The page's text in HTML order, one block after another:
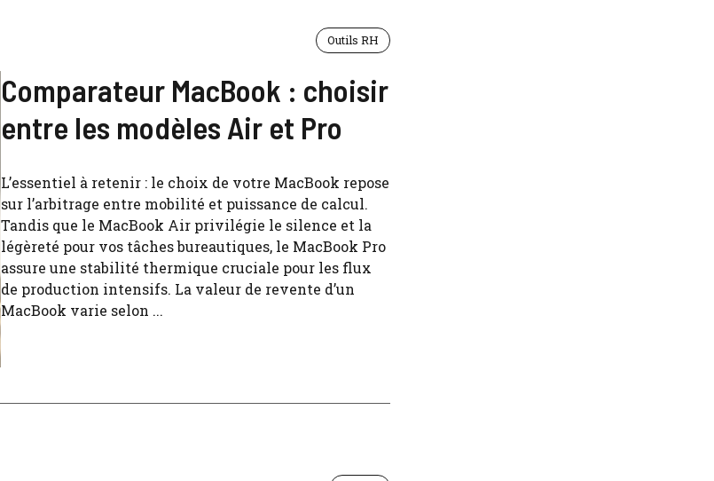
Outils RH
Comparateur MacBook : choisir
entre les modèles Air et Pro
L’essentiel à retenir : le choix de votre MacBook repose
sur l’arbitrage entre mobilité et puissance de calcul.
Tandis que le MacBook Air privilégie le silence et la
légèreté pour vos tâches bureautiques, le MacBook Pro
assure une stabilité thermique cruciale pour les flux
de production intensifs. La valeur de revente d’un
MacBook varie selon ...